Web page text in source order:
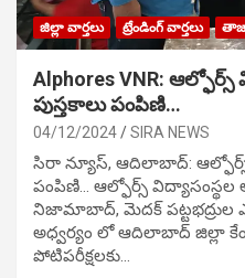
జిల్లా వార్తలు ట్రేండింగ్ వార్తలు తాజా
Alphores VNR:
పుస్తకాలు పంపిణి…
04/12/2024 SIRA NEWS
సిరా న్యూస్, ఆదిలాబాద్: ఆల్ఫోర్స్
పంపిణి… ఆల్ఫోర్స్
నిజామాబాద్, మెదక్ పట్టభద్రుల
అధ్వర్యం లో ఆదిలాబాద్ జిల్లా
పోటిప‌రీక్ష‌ల‌కు…